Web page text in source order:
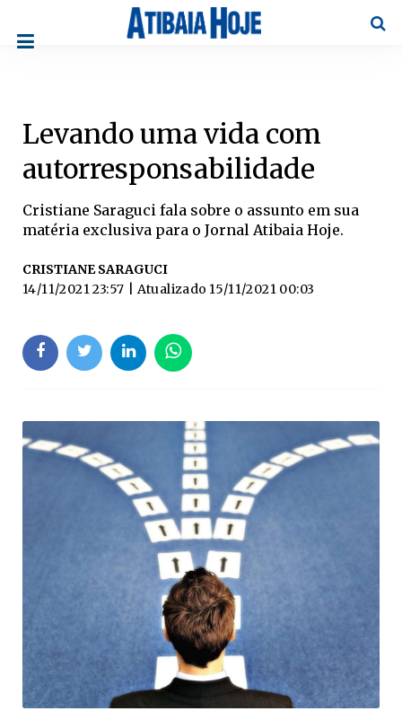
Levando uma vida com
autorresponsabilidade
Cristiane Saraguci fala sobre o assunto em sua
matéria exclusiva para o Jornal Atibaia Hoje.
CRISTIANE SARAGUCI
14/11/2021 23:57
| Atualizado 15/11/2021 00:03